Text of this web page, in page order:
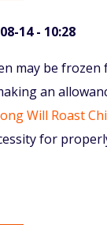
14 - 10:28
may be
an
Will Roast
for